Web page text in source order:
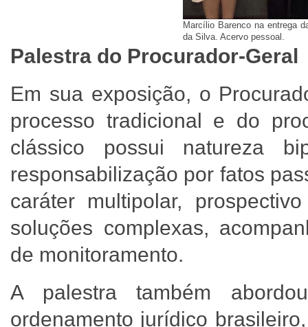
Marcílio Barenco na entrega
da Silva. Acervo pessoal.
Palestra do Procurador-Geral
Em sua exposição, o
processo tradicional e do
clássico possui natureza
responsabilização por fatos
caráter multipolar,
soluções complexas,
de monitoramento.
A palestra também
ordenamento jurídico